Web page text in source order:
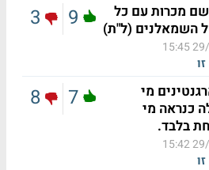
מכרות עם כל
השמאלנים (ל"ת)
29/
9
3
מי
כנראה מי
בלבד.
29/
7
8